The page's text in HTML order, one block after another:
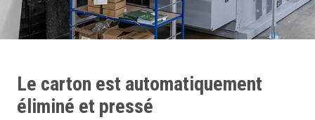
Le carton est automatiquement
éliminé et pressé